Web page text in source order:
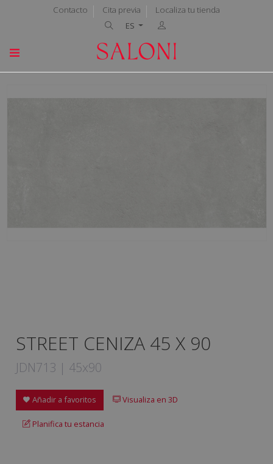
Contacto Cita previa
Localiza tu tienda
ES
STREET CENIZA 45 X 90
JDN713 | 45x90
Añadir a favoritos Visualiza en 3D
Planifica tu estancia